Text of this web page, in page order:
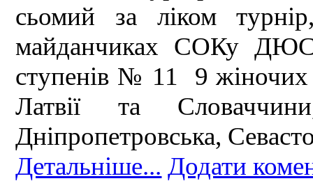
сьомий за ліком
майданчиках СОКу
ступенів № 11 9 жіночих
Латвії та
Дніпропетровська,
Детальніше... Додати